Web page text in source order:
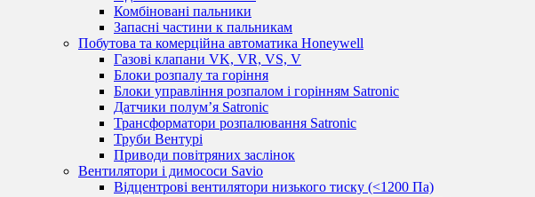
Комбіновані пальники
Запасні частини к пальникам
Побутова та комерційна автоматика Honeywell
Газові клапани VK, VR, VS, V
Блоки розпалу та горіння
Блоки управління розпалом і горінням Satronic
Датчики полум’я Satronic
Трансформатори розпалювання Satronic
Труби Вентурі
Приводи повітряних заслінок
Вентилятори і димососи Savio
Відцентрові вентилятори низького тиску (<1200 Па)